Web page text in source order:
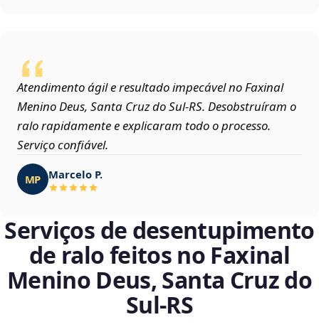
Atendimento ágil e resultado impecável no Faxinal
Menino Deus, Santa Cruz do Sul‑RS. Desobstruíram o
ralo rapidamente e explicaram todo o processo.
Serviço confiável.
MP Marcelo P.
Serviços de desentupimento
de ralo feitos no Faxinal
Menino Deus, Santa Cruz do
Sul‑RS